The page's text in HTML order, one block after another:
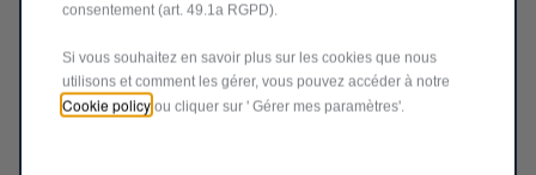
- +
Q
AJOUTER AU PANIER
consentement (art. 49.1a RGPD).
Si vous souhaitez en savoir plus sur les cookies que nous
utilisons et comment les gérer, vous pouvez accéder à notre
Cookie policy ou cliquer sur ' Gérer mes paramètres'.